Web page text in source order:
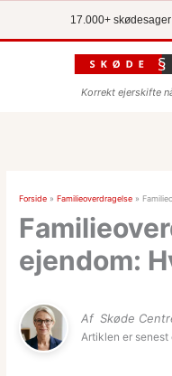
17.000+
Korrekt ejerskifte
Forside »Familieoverdragelse »
ejendom:
Af Skøde
Artiklen er senest